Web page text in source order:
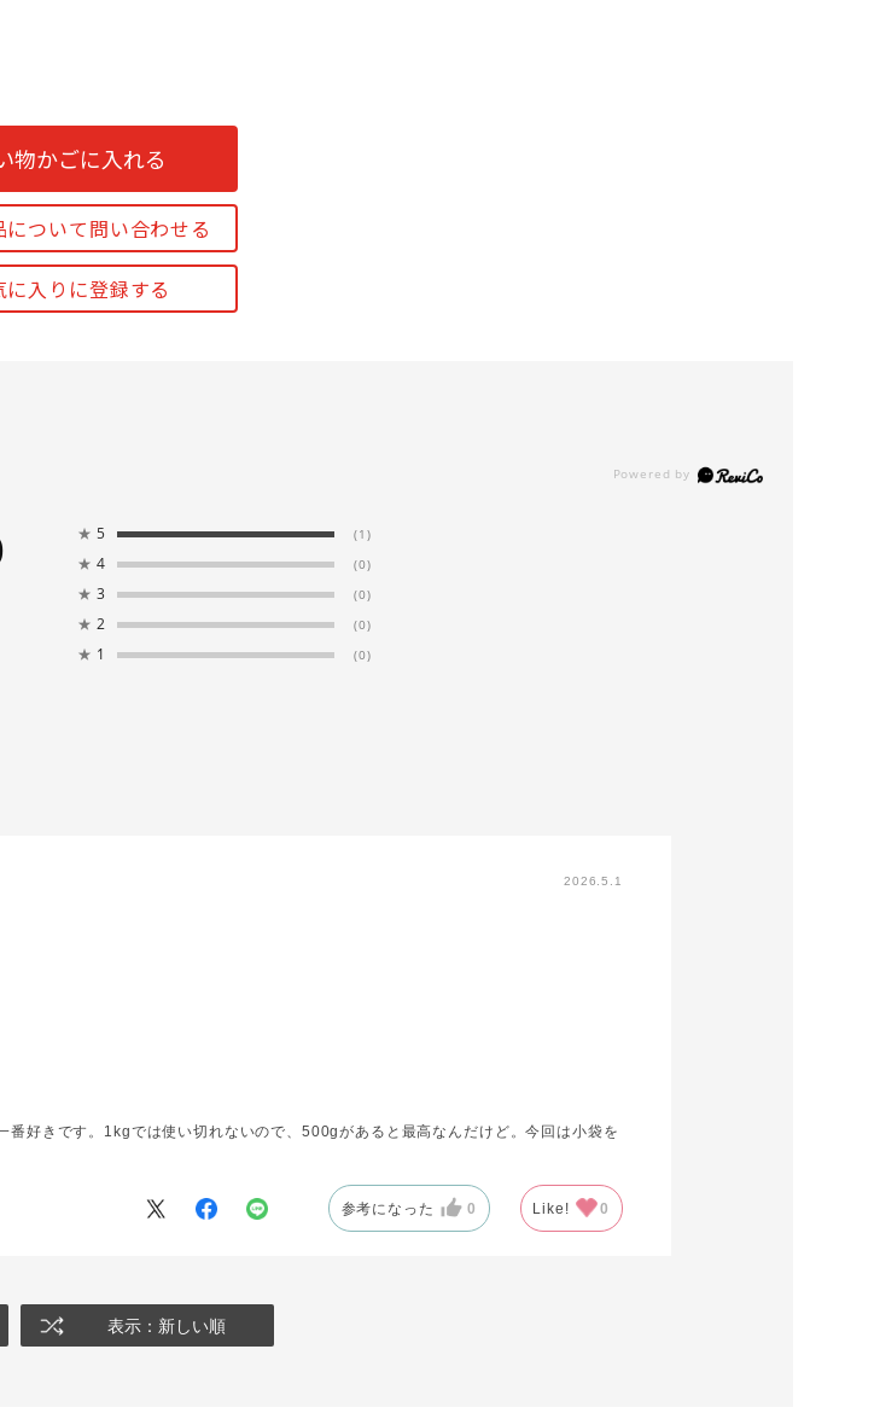
物かごに入れる
について問い合わせる
に入りに登録する
★ 5 (1)
★ 4 (0)
★ 3 (0)
★ 2 (0)
★ 1 (0)
2026.5.1
好きです。1kgでは使い切れないので、500gがあると最高なんだけど。今回は小袋を
参考になった 0 Like! 0
表示：新しい順